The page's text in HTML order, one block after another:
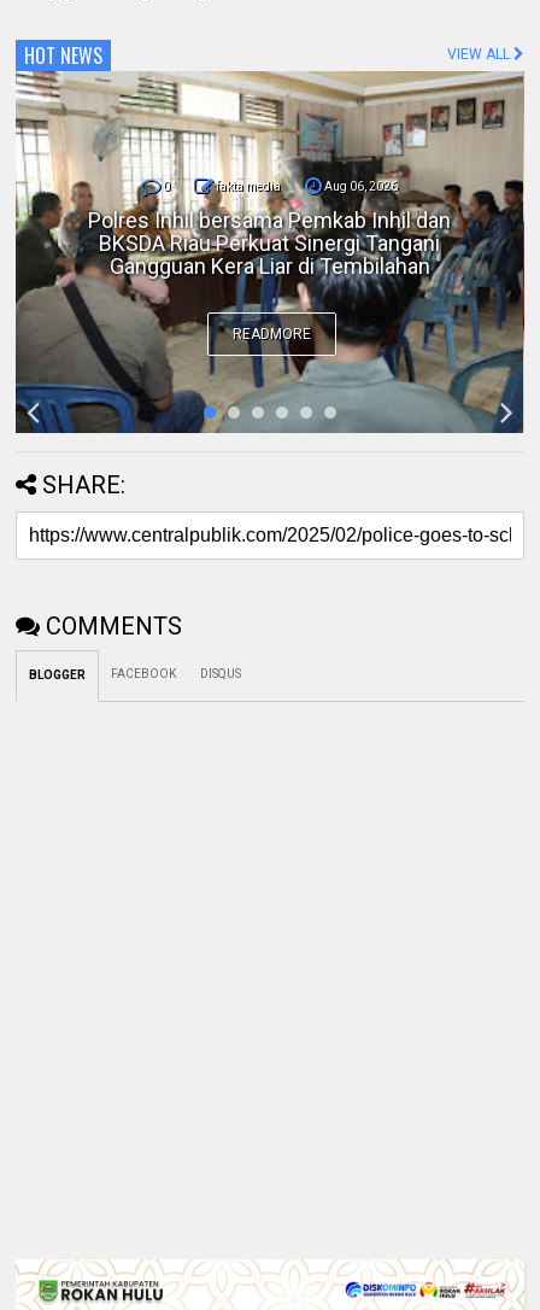
HOT NEWS VIEW ALL
0 fakta media Aug 06, 2026
DPC IKADIN Pekanbaru Kutuk Premanisme,
Desak Polda Riau Beri Perlindungan terhadap
Advokat
READMORE
SHARE:
COMMENTS
BLOGGER FACEBOOK DISQUS